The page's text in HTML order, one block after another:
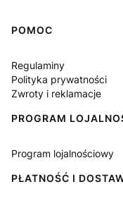
Linki w stopce
POMOC
Regulaminy
Polityka prywatności
Zwroty i reklamacje
PROGRAM
Program lojalnościowy
PŁATNOŚĆ I